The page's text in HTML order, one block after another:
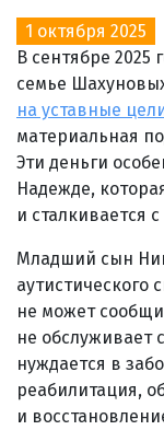
1 октября 2025
В сентябре
семье
на уставные
материальная
Эти деньги
Надежде,
и сталкивается
Младший сын
аутистического
не может
не обслуживает
нуждается в
реабилитация,
и